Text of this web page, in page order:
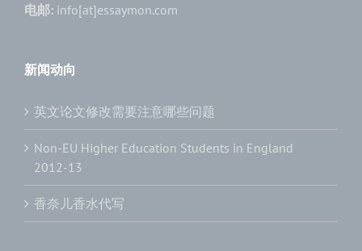
电邮: info[at]essaymon.com
新闻动向
英文论文修改需要注意哪些问题
Non-EU Higher Education Students in England
2012-13
香奈儿香水代写